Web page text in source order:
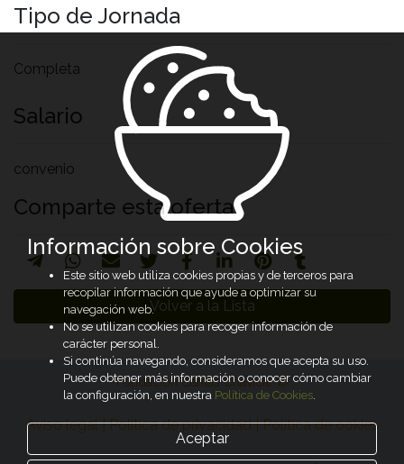
Tipo de Jornada
Completa
Salario
convenio
Comparte esta oferta
Volver a la Lista
Fundación Cáritas Chavicar ©
Aviso legal | Política de privacidad | Política de ookies
Información sobre Cookies
Este sitio web utiliza cookies propias y de terceros para
recopilar información que ayude a optimizar su
navegación web.
No se utilizan cookies para recoger información de
carácter personal.
Si continúa navegando, consideramos que acepta su uso.
Puede obtener más información o conocer cómo cambiar
la configuración, en nuestra Política de Cookies.
Aceptar